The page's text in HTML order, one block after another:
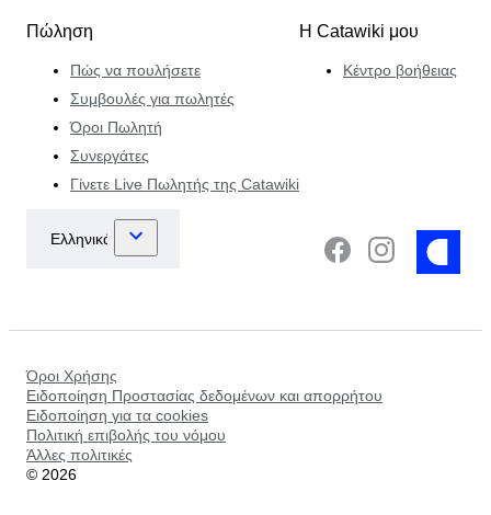
Πώληση
Πώς να πουλήσετε
Συμβουλές για πωλητές
Όροι Πωλητή
Συνεργάτες
Γίνετε Live Πωλητής της Catawiki
Η Catawiki μου
Κέντρο βοήθειας
Όροι Χρήσης
Ειδοποίηση Προστασίας δεδομένων και απορρήτου
Ειδοποίηση για τα cookies
Πολιτική επιβολής του νόμου
Άλλες πολιτικές
© 2026